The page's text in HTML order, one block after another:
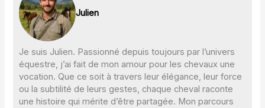
Julien
Je suis Julien. Passionné depuis toujours par l’univers
équestre, j’ai fait de mon amour pour les chevaux une
vocation. Que ce soit à travers leur élégance, leur force
ou la subtilité de leurs gestes, chaque cheval raconte
une histoire qui mérite d’être partagée. Mon parcours